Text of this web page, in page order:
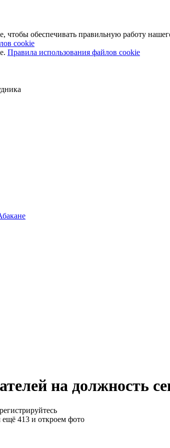
обеспечивать правильную работу
cookie
Правила использования файлов cookie
на должность
413 и откроем фото